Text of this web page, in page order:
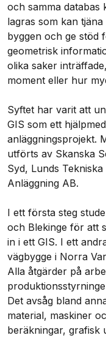
och samma
lagras som kan
byggen och ge stöd
geometrisk
olika saker
moment eller hur
Syftet har varit att
GIS som ett
anläggningsprojekt.
utförts av Skanska
Syd, Lunds
Anläggning AB.
I ett första steg
och Blekinge för att
in i ett GIS. I ett
vägbygge i Norra
Alla åtgärder på
Det avsåg bland
material, maskiner
beräkningar, grafisk